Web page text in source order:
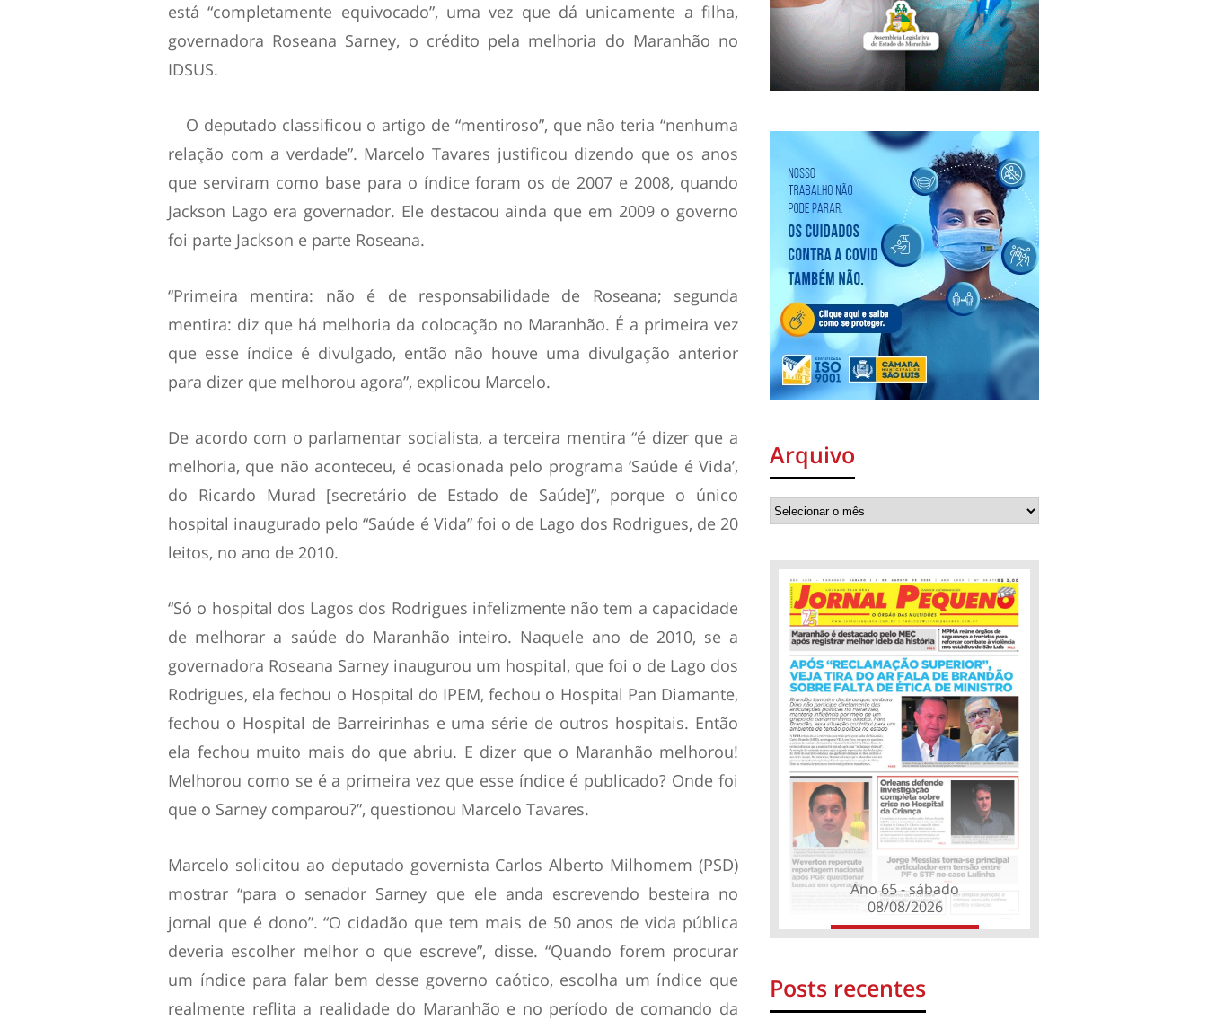
está “completamente equivocado”, uma vez que dá unicamente a filha,
governadora Roseana Sarney, o crédito pela melhoria do Maranhão no
IDSUS.
O deputado classificou o artigo de “mentiroso”, que não teria “nenhuma
relação com a verdade”. Marcelo Tavares justificou dizendo que os anos
que serviram como base para o índice foram os de 2007 e 2008, quando
Jackson Lago era governador. Ele destacou ainda que em 2009 o governo
foi parte Jackson e parte Roseana.
“Primeira mentira: não é de responsabilidade de Roseana; segunda
mentira: diz que há melhoria da colocação no Maranhão. É a primeira vez
que esse índice é divulgado, então não houve uma divulgação anterior
para dizer que melhorou agora”, explicou Marcelo.
De acordo com o parlamentar socialista, a terceira mentira “é dizer que a
melhoria, que não aconteceu, é ocasionada pelo programa ‘Saúde é Vida’,
do Ricardo Murad [secretário de Estado de Saúde]”, porque o único
hospital inaugurado pelo “Saúde é Vida” foi o de Lago dos Rodrigues, de 20
leitos, no ano de 2010.
“Só o hospital dos Lagos dos Rodrigues infelizmente não tem a capacidade
de melhorar a saúde do Maranhão inteiro. Naquele ano de 2010, se a
governadora Roseana Sarney inaugurou um hospital, que foi o de Lago dos
Rodrigues, ela fechou o Hospital do IPEM, fechou o Hospital Pan Diamante,
fechou o Hospital de Barreirinhas e uma série de outros hospitais. Então
ela fechou muito mais do que abriu. E dizer que o Maranhão melhorou!
Melhorou como se é a primeira vez que esse índice é publicado? Onde foi
que o Sarney comparou?”, questionou Marcelo Tavares.
Marcelo solicitou ao deputado governista Carlos Alberto Milhomem (PSD)
mostrar “para o senador Sarney que ele anda escrevendo besteira no
jornal que é dono”. “O cidadão que tem mais de 50 anos de vida pública
deveria escolher melhor o que escreve”, disse. “Quando forem procurar
um índice para falar bem desse governo caótico, escolha um índice que
realmente reflita a realidade do Maranhão e no período de comando da
Arquivo
Ano 65 - sábado
08/08/2026
Posts recentes